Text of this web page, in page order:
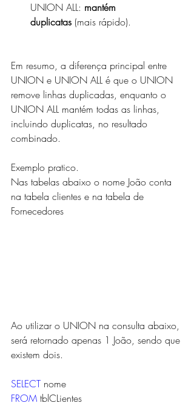
UNION ALL: mantém
duplicatas (mais rápido).
Em resumo, a diferença principal entre
UNION e UNION ALL é que o UNION
remove linhas duplicadas, enquanto o
UNION ALL mantém todas as linhas,
incluindo duplicatas, no resultado
combinado.
Exemplo pratico.
Nas tabelas abaixo o nome João conta
na tabela clientes e na tabela de
Fornecedores
Ao utilizar o UNION na consulta abaixo,
será retornado apenas 1 João, sendo que
existem dois.
SELECT nome
FROM tblCLientes